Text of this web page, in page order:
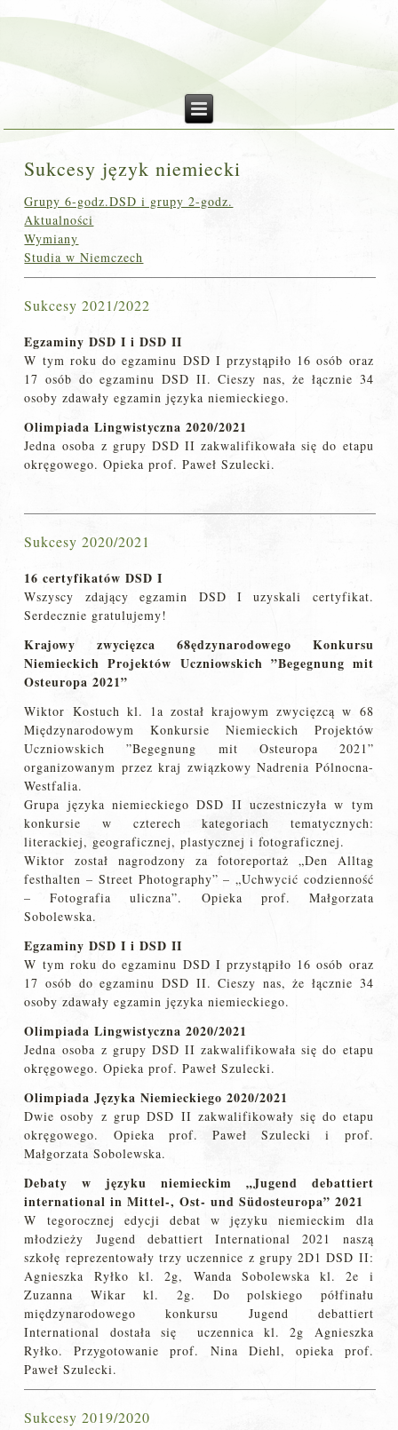
Sukcesy język niemiecki
Grupy 6-godz.DSD i grupy 2-godz.
Aktualności
Wymiany
Studia w Niemczech
Sukcesy 2021/2022
Egzaminy DSD I i DSD II
W tym roku do egzaminu DSD I przystąpiło 16 osób oraz
17 osób do egzaminu DSD II. Cieszy nas, że łącznie 34
osoby zdawały egzamin języka niemieckiego.
Olimpiada Lingwistyczna 2020/2021
Jedna osoba z grupy DSD II zakwalifikowała się do etapu
okręgowego. Opieka prof. Paweł Szulecki.
Sukcesy 2020/2021
16 certyfikatów DSD I
Wszyscy zdający egzamin DSD I uzyskali certyfikat.
Serdecznie gratulujemy!
Krajowy zwycięzca 68ędzynarodowego Konkursu
Niemieckich Projektów Uczniowskich ”Begegnung mit
Osteuropa 2021”
Wiktor Kostuch kl. 1a został krajowym zwycięzcą w 68
Międzynarodowym Konkursie Niemieckich Projektów
Uczniowskich ”Begegnung mit Osteuropa 2021”
organizowanym przez kraj związkowy Nadrenia Pólnocna-
Westfalia.
Grupa języka niemieckiego DSD II uczestniczyła w tym
konkursie w czterech kategoriach tematycznych:
literackiej, geograficznej, plastycznej i fotograficznej.
Wiktor został nagrodzony za fotoreportaż „Den Alltag
festhalten – Street Photography” – „Uchwycić codzienność
– Fotografia uliczna”. Opieka prof. Małgorzata
Sobolewska.
Egzaminy DSD I i DSD II
W tym roku do egzaminu DSD I przystąpiło 16 osób oraz
17 osób do egzaminu DSD II. Cieszy nas, że łącznie 34
osoby zdawały egzamin języka niemieckiego.
Olimpiada Lingwistyczna 2020/2021
Jedna osoba z grupy DSD II zakwalifikowała się do etapu
okręgowego. Opieka prof. Paweł Szulecki.
Olimpiada Języka Niemieckiego 2020/2021
Dwie osoby z grup DSD II zakwalifikowały się do etapu
okręgowego. Opieka prof. Paweł Szulecki i prof.
Małgorzata Sobolewska.
Debaty w języku niemieckim „Jugend debattiert
international in Mittel-, Ost- und Südosteuropa” 2021
W tegorocznej edycji debat w języku niemieckim dla
młodzieży Jugend debattiert International 2021 naszą
szkołę reprezentowały trzy uczennice z grupy 2D1 DSD II:
Agnieszka Ryłko kl. 2g, Wanda Sobolewska kl. 2e i
Zuzanna Wikar kl. 2g. Do polskiego półfinału
międzynarodowego konkursu Jugend debattiert
International dostała się uczennica kl. 2g Agnieszka
Ryłko. Przygotowanie prof. Nina Diehl, opieka prof.
Paweł Szulecki.
Sukcesy 2019/2020